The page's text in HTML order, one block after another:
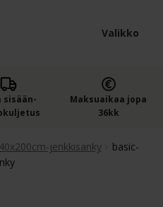
Valikko
tason
sisään­
Maksuaikaa jopa
36kk
jenkkisanky
basic-